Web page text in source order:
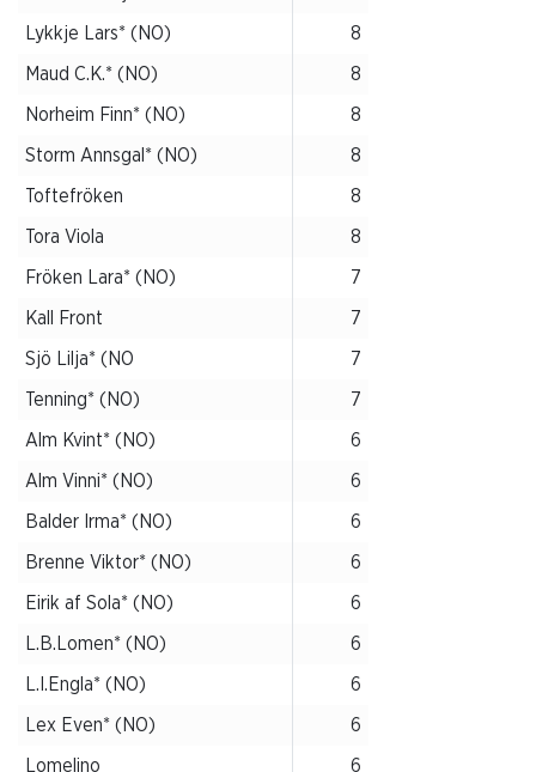
Lykkje Lars* (NO) 8
Maud C.K.* (NO) 8
Norheim Finn* (NO) 8
Storm Annsgal* (NO) 8
Toftefröken 8
Tora Viola 8
Fröken Lara* (NO) 7
Kall Front 7
Sjö Lilja* (NO 7
Tenning* (NO) 7
Alm Kvint* (NO) 6
Alm Vinni* (NO) 6
Balder Irma* (NO) 6
Brenne Viktor* (NO) 6
Eirik af Sola* (NO) 6
L.B.Lomen* (NO) 6
L.I.Engla* (NO) 6
Lex Even* (NO) 6
Lomelino 6